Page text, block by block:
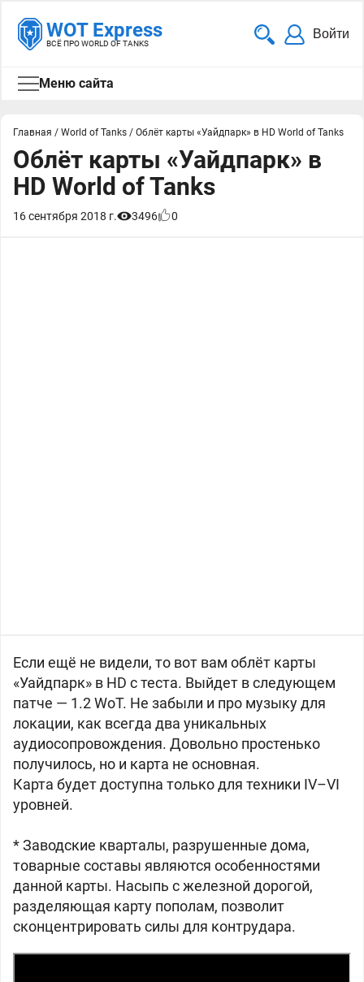
WOT Express
ВСЁ ПРО WORLD OF TANKS
Войти
Меню сайта
Главная / World of Tanks / Облёт карты «Уайдпарк» в HD World of Tanks
Облёт карты «Уайдпарк» в
HD World of Tanks
16 сентября 2018 г. 3496 0
Если ещё не видели, то вот вам облёт карты
«Уайдпарк» в HD с теста. Выйдет в следующем
патче — 1.2 WoT. Не забыли и про музыку для
локации, как всегда два уникальных
аудиосопровождения. Довольно простенько
получилось, но и карта не основная.
Карта будет доступна только для техники IV–VI
уровней.
* Заводские кварталы, разрушенные дома,
товарные составы являются особенностями
данной карты. Насыпь с железной дорогой,
разделяющая карту пополам, позволит
сконцентрировать силы для контрудара.